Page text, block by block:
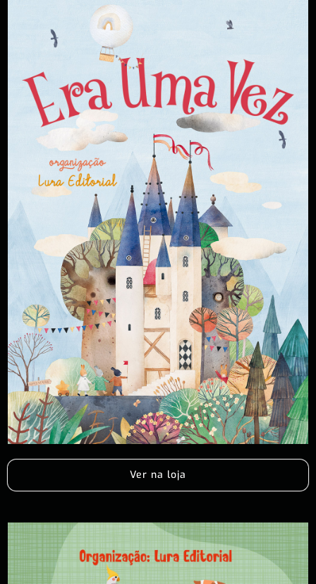
Ver na loja